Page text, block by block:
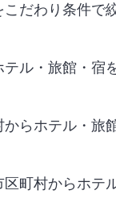
だわり条件で
ル・旅館・宿
らホテル・旅
区町村からホテ